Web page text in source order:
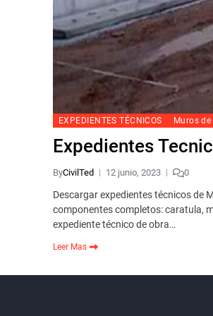
EXPEDIENTES TÉCNICOS Muros
Expedientes
ByCivilTed 12 junio, 2023 0
Descargar expedientes técnicos de
componentes completos: caratula,
expediente técnico de obra…
Leer Mas